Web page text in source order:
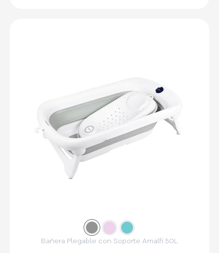
Slide Slide 2
Slide
Bañera Plegable con Soporte Amalfi 50L